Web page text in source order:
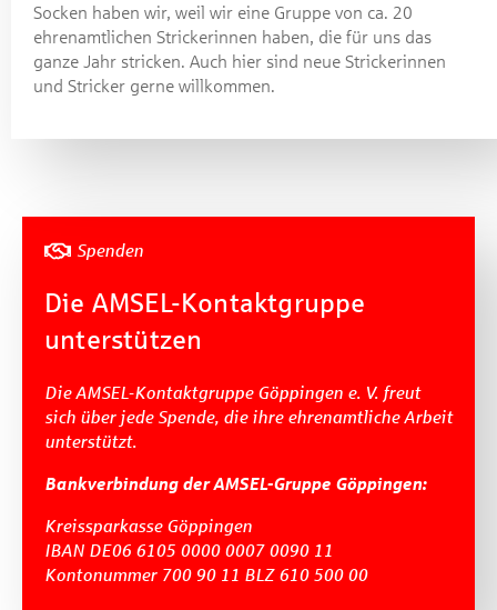
Socken haben wir, weil wir eine Gruppe von ca. 20
ehrenamtlichen Strickerinnen haben, die für uns das
ganze Jahr stricken. Auch hier sind neue Strickerinnen
und Stricker gerne willkommen.
Spenden
Die AMSEL-Kontaktgruppe
unterstützen
Die AMSEL-Kontaktgruppe Göppingen e. V. freut
sich über jede Spende, die ihre ehrenamtliche Arbeit
unterstützt.
Bankverbindung der AMSEL-Gruppe Göppingen:
Kreissparkasse Göppingen
IBAN DE06 6105 0000 0007 0090 11
Kontonummer 700 90 11 BLZ 610 500 00